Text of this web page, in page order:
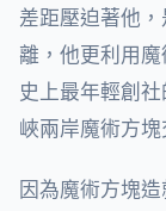
差距壓迫著他
離，他更利用
史上最年輕創
峽兩岸魔術方
因為魔術方塊